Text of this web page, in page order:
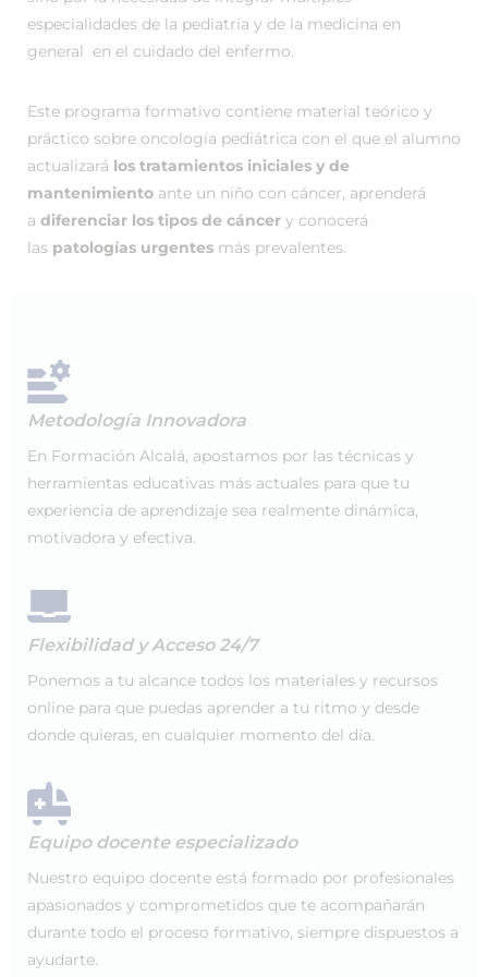
especialidades de la pediatría y de la medicina en
general en el cuidado del enfermo.
Este programa formativo contiene material teórico y
práctico sobre oncología pediátrica con el que el alumno
actualizará los tratamientos iniciales y de
mantenimiento ante un niño con cáncer, aprenderá
a diferenciar los tipos de cáncer y conocerá
las patologías urgentes más prevalentes.
Metodología Innovadora
En Formación Alcalá, apostamos por las técnicas y
herramientas educativas más actuales para que tu
experiencia de aprendizaje sea realmente dinámica,
motivadora y efectiva.
Flexibilidad y Acceso 24/7
Ponemos a tu alcance todos los materiales y recursos
online para que puedas aprender a tu ritmo y desde
donde quieras, en cualquier momento del día.
Equipo docente especializado
Nuestro equipo docente está formado por profesionales
apasionados y comprometidos que te acompañarán
durante todo el proceso formativo, siempre dispuestos a
ayudarte.